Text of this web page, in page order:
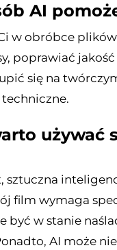
AI
w obróbce
poprawiać
się na
używać
sztuczna
film wymaga
być w stanie
AI może